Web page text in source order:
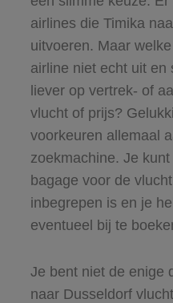
airlines die Timika
uitvoeren. Maar
airline niet echt uit en
liever op vertrek- of
vlucht of prijs?
voorkeuren allemaal
zoekmachine. Je
bagage voor de
inbegrepen is en je
eventueel bij te
Je bent niet de enige
naar Dusseldorf